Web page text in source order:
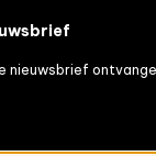
nieuwsbrief